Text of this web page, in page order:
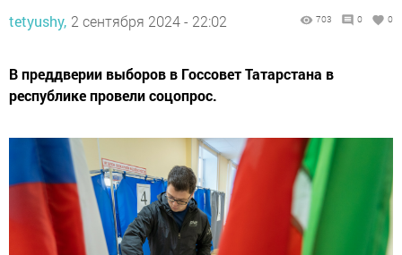
tetyushy, 2 сентября 2024 - 22:02 703 0 0
В преддверии выборов в Госсовет Татарстана в
республике провели соцопрос.